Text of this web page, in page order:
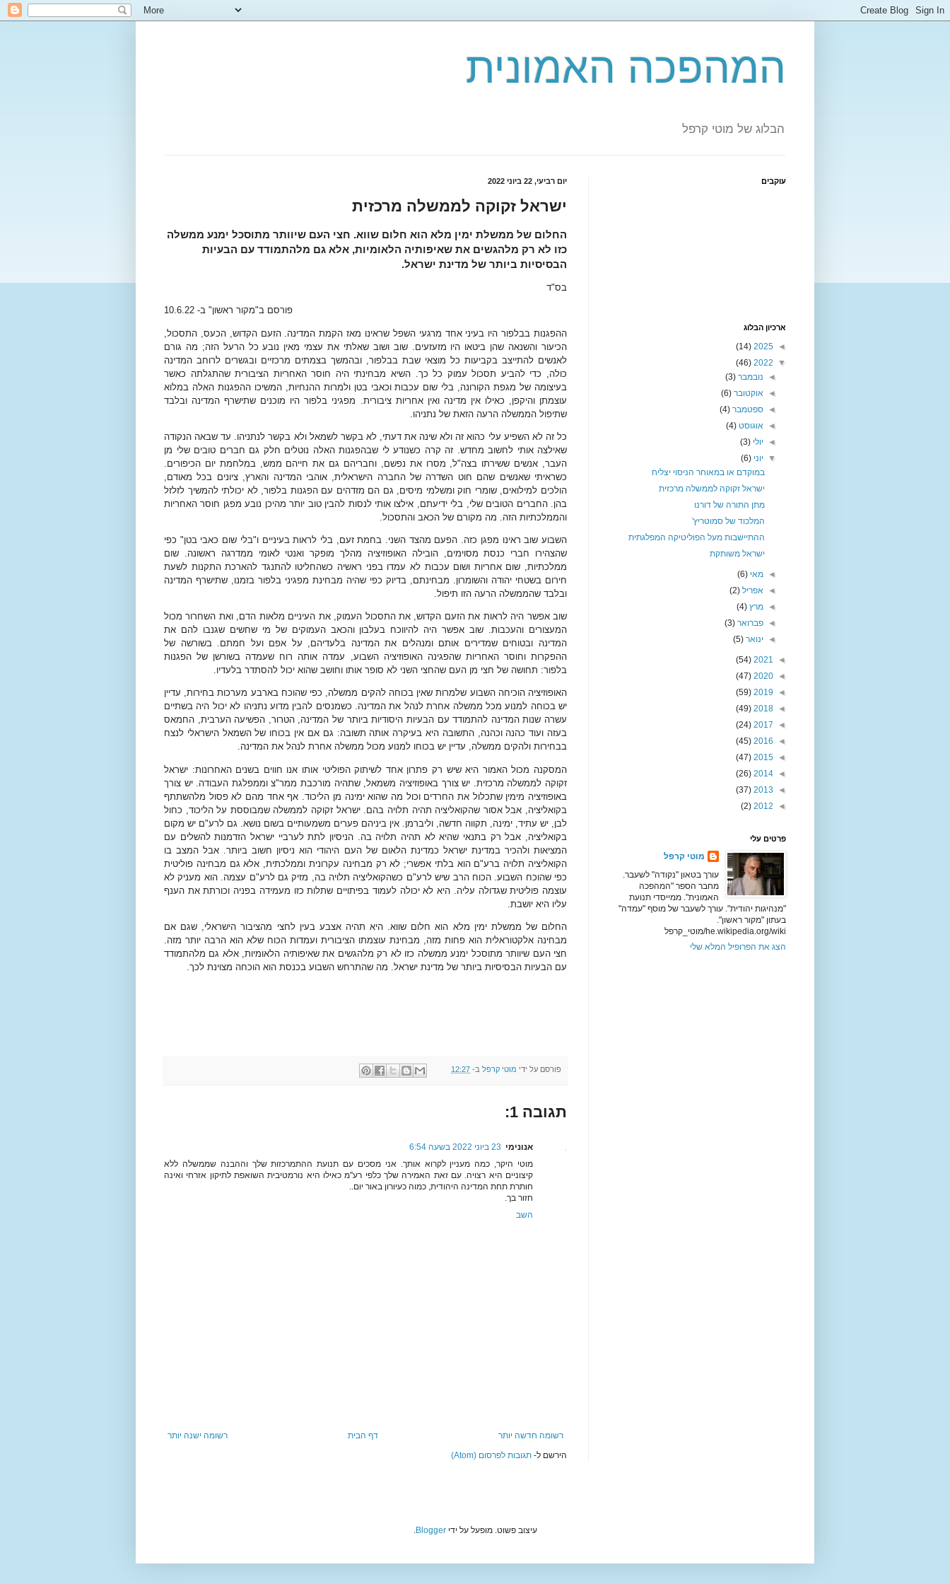
המהפכה האמונית
הבלוג של מוטי קרפל
יום רביעי, 22 ביוני 2022
ישראל זקוקה לממשלה מרכזית
החלום של ממשלת ימין מלא הוא חלום שווא. חצי העם שיוותר מתוסכל ימנע ממשלה
כזו לא רק מלהגשים את שאיפותיה הלאומיות, אלא גם מלהתמודד עם הבעיות
הבסיסיות ביותר של מדינת ישראל.
בס"ד
פורסם ב"מקור ראשון" ב- 10.6.22
ההפגנות בבלפור היו בעיני אחד מרגעי השפל שראינו מאז הקמת המדינה. הזעם הקדוש, הכעס, התסכול,
הכיעור והשנאה שהן ביטאו היו מזעזעים. שוב ושוב שאלתי את עצמי מאין נובע כל הרעל הזה; מה גורם
לאנשים להתייצב בקביעות כל מוצאי שבת בבלפור, ובהמשך בצמתים מרכזיים ובגשרים לרוחב המדינה
כולה, כדי להביע תסכול עמוק כל כך. השיא מבחינתי היה חוסר האחריות הציבורית שהתגלתה כאשר
בעיצומה של מגפת הקורונה, בלי שום עכבות וכאבי בטן ולמרות ההנחיות, המשיכו ההפגנות האלה במלוא
עוצמתן והיקפן, כאילו אין מדינה ואין אחריות ציבורית. מפגיני בלפור היו מוכנים שתישרף המדינה ובלבד
שתיפול הממשלה הרעה הזאת של נתניהו.
כל זה לא השפיע עלי כהוא זה ולא שינה את דעתי, לא בקשר לשמאל ולא בקשר לנתניהו. עד שבאה הנקודה
שאילצה אותי לחשוב מחדש. זה קרה כשנודע לי שבהפגנות האלה נוטלים חלק גם חברים טובים שלי מן
העבר, אנשים ששירתו בצה"ל, מסרו את נפשם, וחבריהם גם את חייהם ממש, במלחמת יום הכיפורים.
כשראיתי שאנשים שהם חוט השדרה של החברה הישראלית, אוהבי המדינה והארץ, ציונים בכל מאודם,
הולכים למילואים, שומרי חוק ומשלמי מיסים, גם הם מזדהים עם הפגנות בלפור, לא יכולתי להמשיך לזלזל
בהן. החברים הטובים שלי, בלי ידיעתם, אילצו אותי לנסות להבין טוב יותר מהיכן נובע מפגן חוסר האחריות
והממלכתיות הזה. מה מקורם של הכאב והתסכול.
השבוע שוב ראינו מפגן כזה. הפעם מהצד השני. בחמת זעם, בלי לראות בעיניים ו"בלי שום כאבי בטן" כפי
שהצהירו חברי כנסת מסוימים, הובילה האופוזיציה מהלך מופקר ואנטי לאומי ממדרגה ראשונה. שום
ממלכתיות, שום אחריות ושום עכבות לא עמדו בפני ראשיה כשהחליטו להתנגד להארכת התקנות לשעת
חירום בשטחי יהודה והשומרון. מבחינתם, בדיוק כפי שהיה מבחינת מפגיני בלפור בזמנו, שתישרף המדינה
ובלבד שהממשלה הרעה הזו תיפול.
שוב אפשר היה לראות את הזעם הקדוש, את התסכול העמוק, את העיניים מלאות הדם, ואת השחרור מכול
המעצורים והעכבות. שוב אפשר היה להיווכח בעלבון והכאב העמוקים של מי שחשים שגנבו להם את
המדינה ובטוחים שמדירים אותם ומנהלים את המדינה בלעדיהם, על אפם ועל חמתם. בשורשה של
ההפקרות וחוסר האחריות שהפגינה האופוזיציה השבוע, עמדה אותה רוח שעמדה בשורשן של הפגנות
בלפור: תחושה של חצי מן העם שהחצי השני לא סופר אותו וחושב שהוא יכול להסתדר בלעדיו.
האופוזיציה הוכיחה השבוע שלמרות שאין בכוחה להקים ממשלה, כפי שהוכח בארבע מערכות בחירות, עדיין
יש בכוחה למנוע מכל ממשלה אחרת לנהל את המדינה. כשמנסים להבין מדוע נתניהו לא יכול היה בשתיים
עשרה שנות המדינה להתמודד עם הבעיות היסודיות ביותר של המדינה, הטרור, הפשיעה הערבית, החמאס
בעזה ועוד כהנה וכהנה, התשובה היא בעיקרה אותה תשובה: גם אם אין בכוחו של השמאל הישראלי לנצח
בבחירות ולהקים ממשלה, עדיין יש בכוחו למנוע מכול ממשלה אחרת לנהל את המדינה.
המסקנה מכול האמור היא שיש רק פתרון אחד לשיתוק הפוליטי אותו אנו חווים בשנים האחרונות: ישראל
זקוקה לממשלה מרכזית. יש צורך באופוזיציה משמאל, שתהיה מורכבת ממר"צ וממפלגת העבודה. יש צורך
באופוזיציה מימין שתכלול את החרדים וכול מה שהוא ימינה מן הליכוד. אף אחד מהם לא פסול מלהשתתף
בקואליציה, אבל אסור שהקואליציה תהיה תלויה בהם. ישראל זקוקה לממשלה שמבוססת על הליכוד, כחול
לבן, יש עתיד, ימינה, תקווה חדשה, וליברמן. אין ביניהם פערים משמעותיים בשום נושא. גם לרע"ם יש מקום
בקואליציה, אבל רק בתנאי שהיא לא תהיה תלויה בה. הניסיון לתת לערביי ישראל הזדמנות להשלים עם
המציאות ולהכיר במדינת ישראל כמדינת הלאום של העם היהודי הוא ניסיון חשוב ביותר. אבל המצב בו
הקואליציה תלויה ברע"ם הוא בלתי אפשרי; לא רק מבחינה עקרונית וממלכתית, אלא גם מבחינה פוליטית
כפי שהוכח השבוע. הכוח הרב שיש לרע"ם כשהקואליציה תלויה בה, מזיק גם לרע"ם עצמה. הוא מעניק לא
עוצמה פוליטית שגדולה עליה. היא לא יכולה לעמוד בפיתויים שתלות כזו מעמידה בפניה וכורתת את הענף
עליו היא יושבת.
החלום של ממשלת ימין מלא הוא חלום שווא. היא תהיה אצבע בעין לחצי מהציבור הישראלי, שגם אם
מבחינה אלקטוראלית הוא פחות מזה, מבחינת עוצמתו הציבורית ועמדות הכוח שלא הוא הרבה יותר מזה.
חצי העם שיוותר מתוסכל ימנע ממשלה כזו לא רק מלהגשים את שאיפותיה הלאומיות, אלא גם מלהתמודד
עם הבעיות הבסיסיות ביותר של מדינת ישראל. מה שהתרחש השבוע בכנסת הוא הוכחה מצוינת לכך.
פורסם על ידי מוטי קרפל ב- 12:27
תגובה 1:
אנונימי 23 ביוני 2022 בשעה 6:54
מוטי היקר, כמה מעניין לקרוא אותך. אני מסכים עם תנועת ההתמרכזות שלך וההבנה שממשלה ללא
קיצוניים היא רצויה. עם זאת האמירה שלך כלפי רע''מ כאילו היא נורמטיבית השואפת לתיקון אזרחי ואינה
חותרת תחת המדינה היהודית, כמוה כעיורון באור יום..
חזור בך.
השב
רשומה חדשה יותר רשומה ישנה יותר
דף הבית
הירשם ל- תגובות לפרסום (Atom)
עוקבים
ארכיון הבלוג
◄
2025
(14)
▼
2022
(46)
◄ נובמבר(3)
◄ אוקטובר(6)
◄ספטמבר(4)
◄ אוגוסט(4)
◄ יולי(3)
▼ יוני(6)
במוקדם או במאוחר הניסוי יצליח
ישראל זקוקה לממשלה מרכזית
מתן התורה של דורנו
המלכוד של סמוטריץ'
ההתיישבות מעל הפוליטיקה המפלגתית
ישראל משותקת
◄מאי(6)
◄ אפריל(2)
◄מרץ(4)
◄פברואר(3)
◄ ינואר(5)
◄
2021
(54)
◄
2020
(47)
◄
2019
(59)
◄
2018
(49)
◄
2017
(24)
◄
2016
(45)
◄
2015
(47)
◄
2014
(26)
◄
2013
(37)
◄
2012
(2)
פרטים עלי
מוטי קרפל
עורך בטאון "נקודה" לשעבר.
מחבר הספר "המהפכה
האמונית". ממייסדי תנועת
"מנהיגות יהודית". עורך לשעבר של מוסף "עמדה"
בעתון "מקור ראשון".
he.wikipedia.org/wiki/מוטי_קרפל
הצג את הפרופיל המלא שלי
עיצוב פשוט. מופעל על ידיBlogger